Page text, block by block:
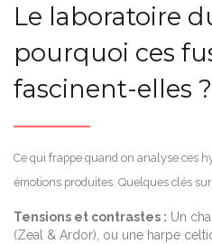
Le laboratoire
pourquoi ces
fascinent-elles ?
Ce qui frappe quand on analyse ces
émotions produites. Quelques clés sur
Tensions et contrastes : Un
(Zeal & Ardor), ou une harpe